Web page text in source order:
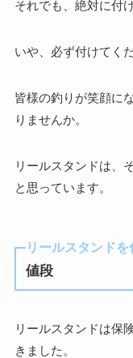
それでも、絶対に付
いや、必ず付けてく
皆様の釣りが笑顔に
りませんか。
リールスタンドは、
と思っています。
リールスタンド
値段
リールスタンドは保
きました。